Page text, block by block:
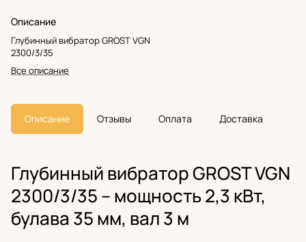
Описание
Глубинный вибратор GROST VGN
2300/3/35
Все описание
Описание Отзывы Оплата Доставка
Глубинный вибратор GROST VGN
2300/3/35 – мощность 2,3 кВт,
булава 35 мм, вал 3 м